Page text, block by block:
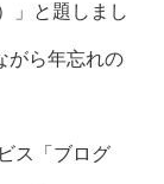
」と題しまし
がら年忘れの
ス「ブログ